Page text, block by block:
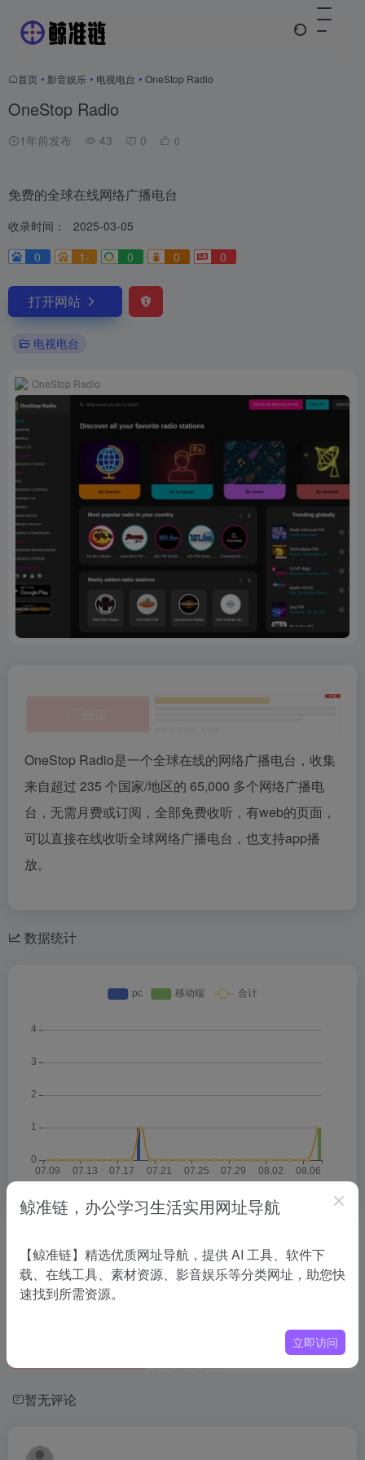
首页 • 影音娱乐 • 电视电台 • OneStop Radio
OneStop Radio
1年前发布 43 0 0
免费的全球在线网络广播电台
收录时间：
2025-03-05
0
1- 0 0 0
打开网站
电视电台
OneStop Radio
OneStop Radio是一个全球在线的网络广播电台，收集
来自超过 235 个国家/地区的 65,000 多个网络广播电
台，无需月费或订阅，全部免费收听，有web的页面，
可以直接在线收听全球网络广播电台，也支持app播
放。
数据统计
暂无评论
鲸准链，办公学习生活实用网址导航
【鲸准链】精选优质网址导航，提供 AI 工具、软件下
载、在线工具、素材资源、影音娱乐等分类网址，助您快
速找到所需资源。
立即访问